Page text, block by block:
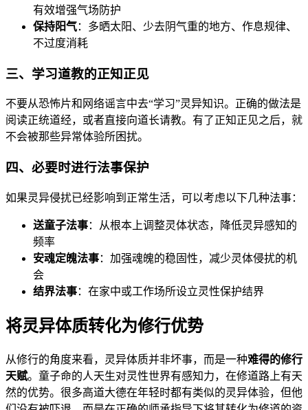
有效增强气场防护
保持阳气：多晒太阳、少去阴气重的地方、作息规律、
不过度消耗
三、学习道教的正知正见
不要从恐怖片和网络谣言中去“学习”灵异知识。正确的做法是
阅读正统道经，或者直接向道长请教。有了正知正见之后，就
不会被那些异常体验所困扰。
四、必要时进行法事保护
如果灵异侵扰已经影响到正常生活，可以考虑以下几种法事：
送童子法事：从根本上调整灵体状态，降低灵异感知的
频率
安魂定魄法事：加强魂魄的稳固性，减少灵体侵扰的机
会
结界法事：在家中或工作场所设立灵性保护结界
将灵异体质转化为修行优势
从修行的角度来看，灵异体质并非坏事，而是一种难得的修行
天赋。童子命的人天生对灵性世界有感知力，在修道路上有天
然的优势。很多高道大德在年轻时都有类似的灵异体验，但他